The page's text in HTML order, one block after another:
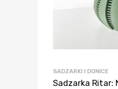
SADZARKI I DONICE
Sadzarka Ritar: